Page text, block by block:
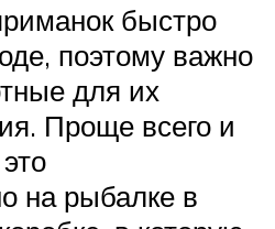
быстро
поэтому важно
для их
Проще всего и
на рыбалке в